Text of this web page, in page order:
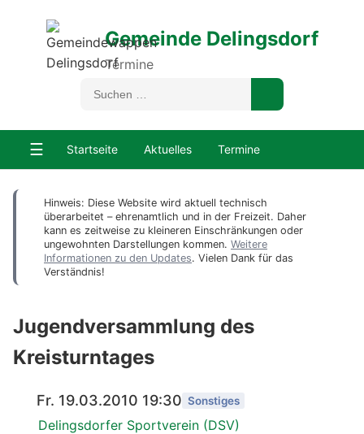
Gemeinde Delingsdorf
Termine
☰ Startseite Aktuelles Termine
Hinweis: Diese Website wird aktuell technisch
überarbeitet – ehrenamtlich und in der Freizeit. Daher
kann es zeitweise zu kleineren Einschränkungen oder
ungewohnten Darstellungen kommen. Weitere
Informationen zu den Updates. Vielen Dank für das
Verständnis!
Jugendversammlung des
Kreisturntages
Fr. 19.03.2010 19:30 Sonstiges
Delingsdorfer Sportverein (DSV)